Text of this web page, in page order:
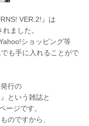
VER.2!』は
ました。
ショッピング等
も手に入れることがで
行の
という雑誌と
ージです。
のですから、